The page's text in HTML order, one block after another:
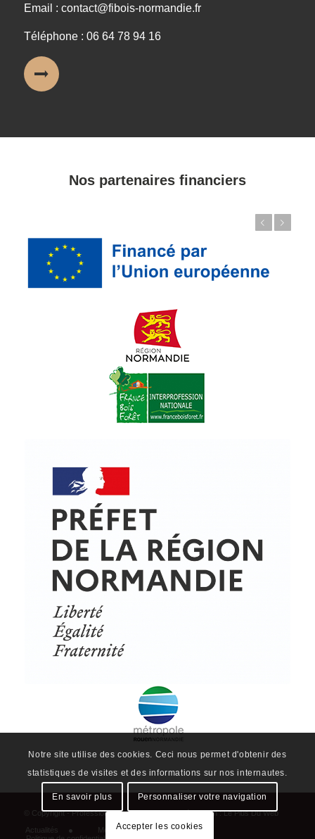
Email : contact@fibois-normandie.fr
Téléphone : 06 64 78 94 16
Nos partenaires financiers
© Copyright - ProfessionsBois | Conception et réalisation :Le Plus Du Web
Actualités
Mentions légales
Politique de confidentialité
Plan du site
Notre site utilise des cookies. Ceci nous permet d'obtenir des
statistiques de visites et des informations sur nos internautes.
En savoir plus Personnaliser votre navigation
Accepter les cookies